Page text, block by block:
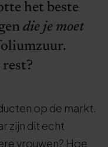
het beste
die je moet
op de markt.
zijn dit echt
vrouwen? Hoe